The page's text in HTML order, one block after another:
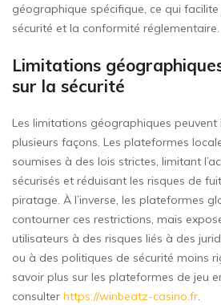
géographique spécifique, ce qui
sécurité et la conformité réglementaire.
Limitations
sur la sécurité
Les limitations géographiques peuvent
plusieurs façons. Les plateformes
soumises à des lois strictes, limitant
sécurisés et réduisant les risques de
piratage. À l’inverse, les plateformes
contourner ces restrictions, mais
utilisateurs à des risques liés à des
ou à des politiques de sécurité moins
savoir plus sur les plateformes de jeu
consulter https://winbeatz-casino.fr.